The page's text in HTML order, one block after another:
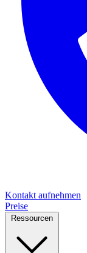
Kontakt aufnehmen
Preise
Ressourcen